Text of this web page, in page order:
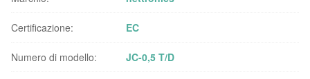
Certificazione: EC
Numero di modello: JC-0,5 T/D